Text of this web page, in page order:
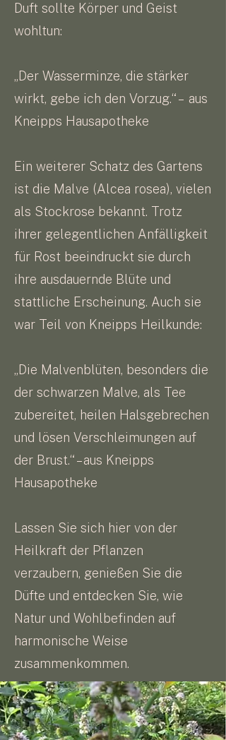
Duft sollte Körper und Geist
wohltun:
„Der Wasserminze, die stärker
wirkt, gebe ich den Vorzug.“ – aus
Kneipps Hausapotheke
Ein weiterer Schatz des Gartens
ist die Malve (Alcea rosea), vielen
als Stockrose bekannt. Trotz
ihrer gelegentlichen Anfälligkeit
für Rost beeindruckt sie durch
ihre ausdauernde Blüte und
stattliche Erscheinung. Auch sie
war Teil von Kneipps Heilkunde:
„Die Malvenblüten, besonders die
der schwarzen Malve, als Tee
zubereitet, heilen Halsgebrechen
und lösen Verschleimungen auf
der Brust.“ – aus Kneipps
Hausapotheke
Lassen Sie sich hier von der
Heilkraft der Pflanzen
verzaubern, genießen Sie die
Düfte und entdecken Sie, wie
Natur und Wohlbefinden auf
harmonische Weise
zusammenkommen.